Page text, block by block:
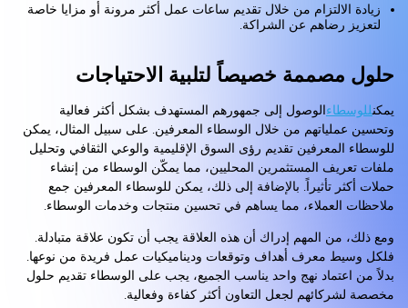
زيادة الالتزام من خلال تقديم ساعات عمل أكثر مرونة أو مزايا خاصة
لتعزيز رضاهم عن الشراكة.
حلول مصممة خصيصاً لتلبية الاحتياجات
يمكنللوسطاءالوصول إلى جمهورهم المستهدف بشكل أكثر فعالية
وتحسين عملياتهم من خلال الوسطاء المعرفين. على سبيل المثال، يمكن
للوسطاء المعرفين تقديم رؤى السوق الإقليمية والوعي الثقافي وتحليل
ملفات تعريف المستثمرين المحليين، مما يمكّن الوسطاء من إنشاء
حملات أكثر تأثيراً. بالإضافة إلى ذلك، يمكن للوسطاء المعرفين جمع
ملاحظات العملاء، مما يساهم في تحسين منتجات وخدمات الوسطاء.
ومع ذلك، من المهم إدراك أن هذه العلاقة يجب أن تكون علاقة متبادلة.
فلكل وسيط معرف أهداف وتوقعات وديناميكيات عمل فريدة من نوعها.
بدلاً من اعتماد نهج واحد يناسب الجميع، يجب على الوسطاء تقديم حلول
مخصصة لشركائهم لجعل التعاون أكثر كفاءة وفعالية.